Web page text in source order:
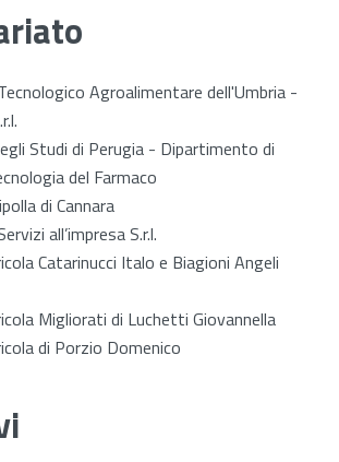
Agroalimentare dell'Umbria -
Studi di Perugia - Dipartimento di
del Farmaco
di Cannara
all’impresa S.r.l.
Catarinucci Italo e Biagioni Angeli
Migliorati di Luchetti Giovannella
di Porzio Domenico